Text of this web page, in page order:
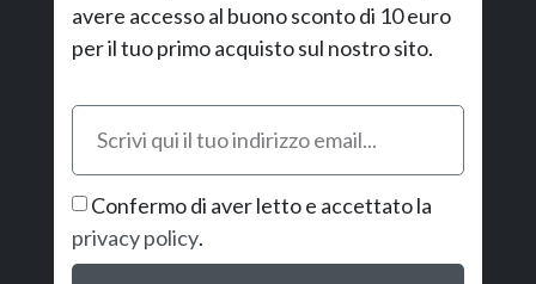
avere accesso al buono sconto di 10 euro
per il tuo primo acquisto sul nostro sito.
Confermo di aver letto e accettato la
privacy policy.